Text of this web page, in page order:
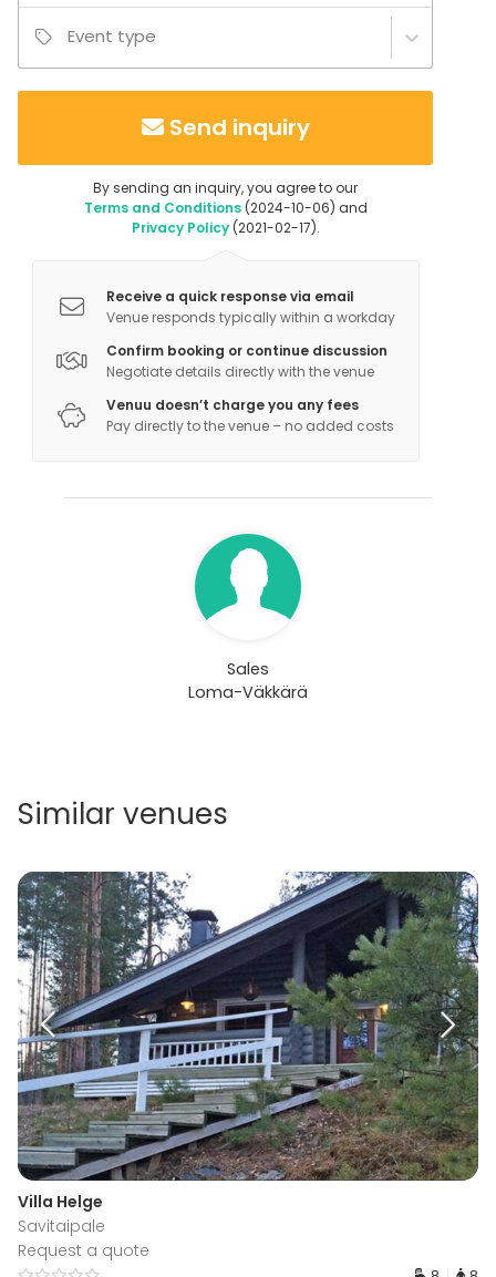
- Takka, polttopuut
- Soutuvene, laituri
- Liinavaatteet, moottorivene saatavilla lisämaksusta
Additional information about activities
- Kalastuksen ystäville Lokkero-mökkiä ympäröivä
Saimaa tarjoaa mm. järvilohta, ahventa ja haukea.
Kysy lisää kalastusluvista!
- Moottoriveneitä saatavilla lisämaksusta. Voit tuoda
myös oman veneen mukanasi trailerilla. Hyvä
veneenlaskupaikka lähistöllä.
- Kanootteja vuokrattavana mm. Suomenniemen
Puolmatkassa
kilometrin päässä
kalliomaalauksille (n. 8 km)
- Marjastus ja sienestys.
Event type
Send inquiry
By sending an inquiry, you agree to our
Terms and Conditions(2024-10-06) and
Privacy Policy(2021-02-17).
Receive a quick response via email
Venue responds typically within a workday
Confirm booking or continue discussion
Negotiate details directly with the venue
Venuu doesn’t charge you any fees
Pay directly to the venue – no added costs
Sales
Loma-Väkkärä
Similar venues
Villa Helge
Savitaipale
Request a quote